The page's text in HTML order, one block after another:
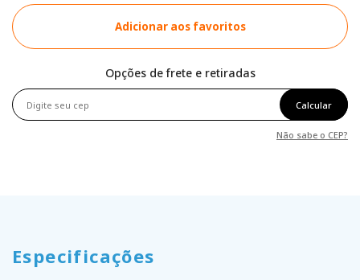
Adicionar aos favoritos
Opções de frete e retiradas
Calcular
Não sabe o CEP?
Especificações